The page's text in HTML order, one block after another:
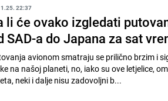
22:37
li će ovako izgledati
SAD-a do Japana za sat
avionom smatraju se prilično brzim i
na našoj planeti, no, iako su ove letjelice,
neki i dalje nisu zadovoljni b...